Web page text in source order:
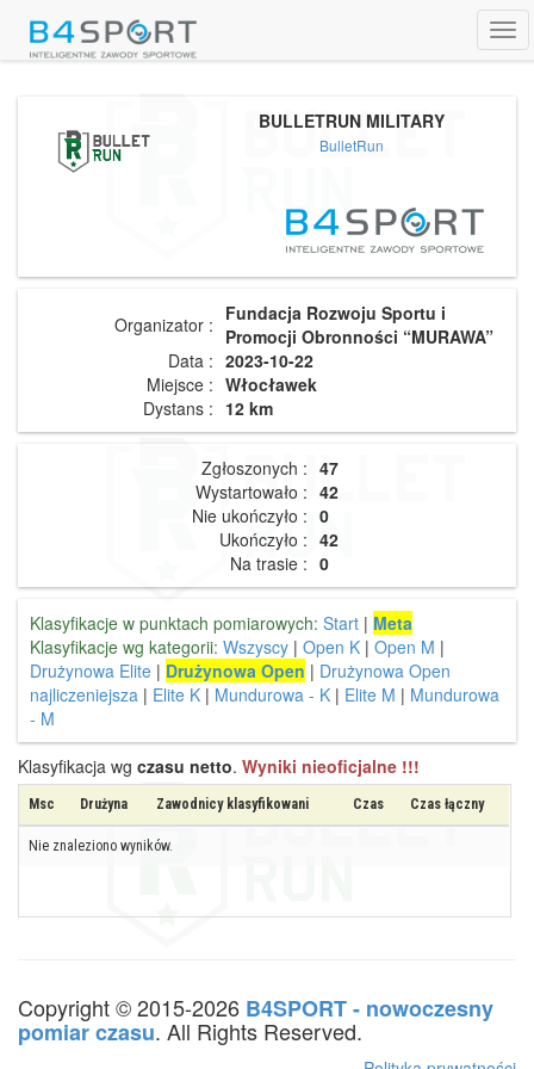
BULLETRUN MILITARY
BulletRun
Organizator : Fundacja Rozwoju Sportu i
Promocji Obronności “MURAWA”
Data : 2023-10-22
Miejsce : Włocławek
Dystans : 12 km
Zgłoszonych : 47
Wystartowało : 42
Nie ukończyło : 0
Ukończyło : 42
Na trasie : 0
Klasyfikacje w punktach pomiarowych: Start | Meta
Klasyfikacje wg kategorii: Wszyscy | Open K | Open M |
Drużynowa Elite | Drużynowa Open | Drużynowa Open
najliczeniejsza | Elite K | Mundurowa - K | Elite M | Mundurowa
- M
Klasyfikacja wg czasu netto. Wyniki nieoficjalne !!!
Msc Drużyna Zawodnicy klasyfikowani Czas Czas łączny
Nie znaleziono wyników.
Copyright © 2015-2026 B4SPORT - nowoczesny
pomiar czasu. All Rights Reserved.